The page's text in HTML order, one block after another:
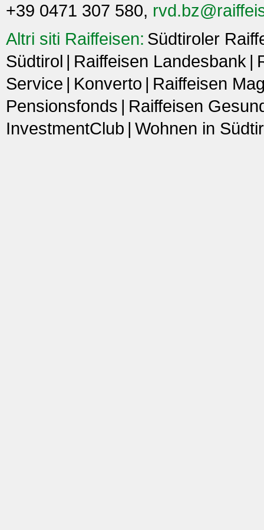
+39 0471 307 580,
Altri siti Raiffeisen: Südtiroler
Südtirol
Raiffeisen Landesbank
Service
Konverto
Raiffeisen
Pensionsfonds
Raiffeisen
InvestmentClub Wohnen in